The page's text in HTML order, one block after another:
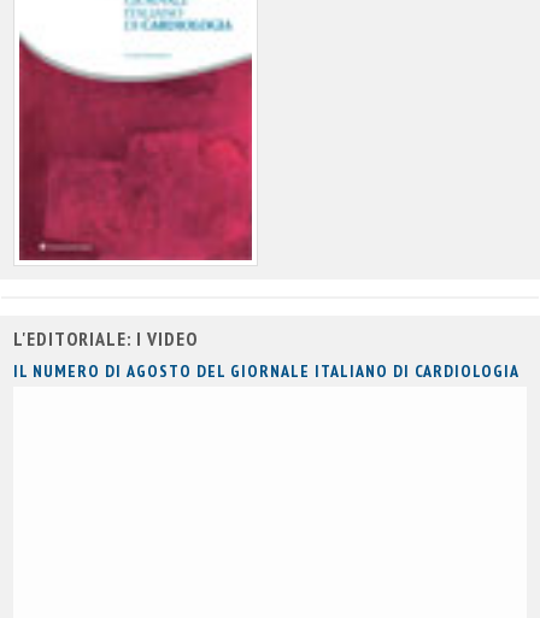
L'EDITORIALE: I VIDEO
IL NUMERO DI AGOSTO DEL GIORNALE ITALIANO DI CARDIOLOGIA